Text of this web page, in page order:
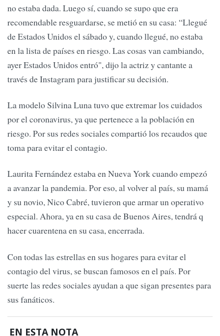
no estaba dada. Luego sí, cuando se supo que era
recomendable resguardarse, se metió en su casa: “Llegué
de Estados Unidos el sábado y, cuando llegué, no estaba
en la lista de países en riesgo. Las cosas van cambiando,
ayer Estados Unidos entró", dijo la actriz y cantante a
través de Instagram para justificar su decisión.
La modelo Silvina Luna tuvo que extremar los cuidados
por el coronavirus, ya que pertenece a la población en
riesgo. Por sus redes sociales compartió los recaudos que
toma para evitar el contagio.
Laurita Fernández estaba en Nueva York cuando empezó
a avanzar la pandemia. Por eso, al volver al país, su mamá
y su novio, Nico Cabré, tuvieron que armar un operativo
especial. Ahora, ya en su casa de Buenos Aires, tendrá q
hacer cuarentena en su casa, encerrada.
Con todas las estrellas en sus hogares para evitar el
contagio del virus, se buscan famosos en el país. Por
suerte las redes sociales ayudan a que sigan presentes para
sus fanáticos.
EN ESTA NOTA